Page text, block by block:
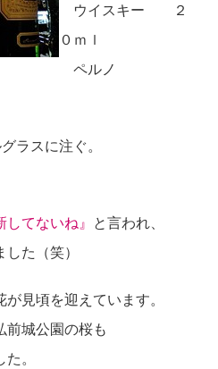
ウイスキー ２
０ｍｌ
ペルノ
ラスに注ぐ。
してないね』 と言われ、
た（笑）
見頃を迎えています。
前城公園の桜も
。